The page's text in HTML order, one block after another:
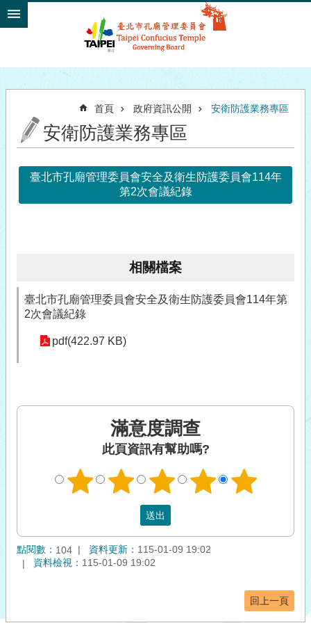
跳到主要內容區塊
首頁 政府資訊公開 安衛防護業務專區
安衛防護業務專區
臺北市孔廟管理委員會安全及衛生防護委員會114年
第2次會議紀錄
相關檔案
臺北市孔廟管理委員會安全及衛生防護委員會114年第
2次會議紀錄
pdf(422.97 KB)
滿意度調查
此頁資訊有幫助嗎?
點閱數： 104 資料更新： 115-01-09 19:02
資料檢視： 115-01-09 19:02
回上一頁